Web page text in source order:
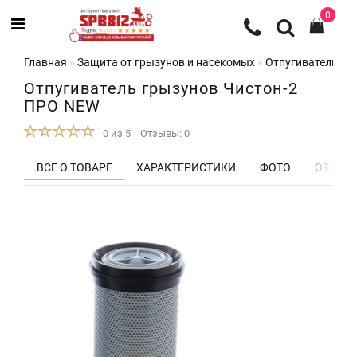
0
Главная Защита от грызунов и насекомых Отпугиватели
Отпугиватель грызунов Чистон-2
ПРО NEW
0 из 5 Отзывы: 0
ВСЕ О ТОВАРЕ ХАРАКТЕРИСТИКИ ФОТО